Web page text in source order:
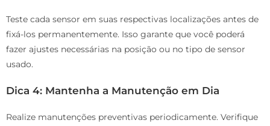
Teste cada sensor em suas respectivas localizações antes de
fixá-los permanentemente. Isso garante que você poderá
fazer ajustes necessárias na posição ou no tipo de sensor
usado.
Dica 4: Mantenha a Manutenção em Dia
Realize manutenções preventivas periodicamente. Verifique